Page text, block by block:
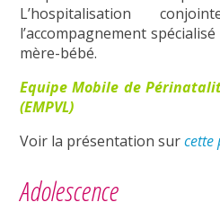
L’hospitalisation
l’accompagnement
mère-bébé.
Equipe Mobile de
(EMPVL)
Voir la présentation surcette
Adolescence